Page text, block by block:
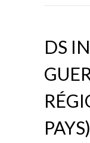
DS
PAYS)